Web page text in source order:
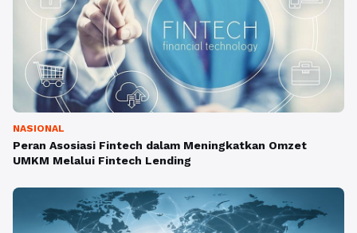
NASIONAL
Peran Asosiasi Fintech dalam Meningkatkan Omzet
UMKM Melalui Fintech Lending